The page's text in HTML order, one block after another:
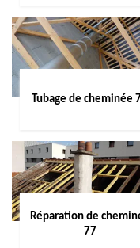
Tubage de cheminée
Réparation de
77